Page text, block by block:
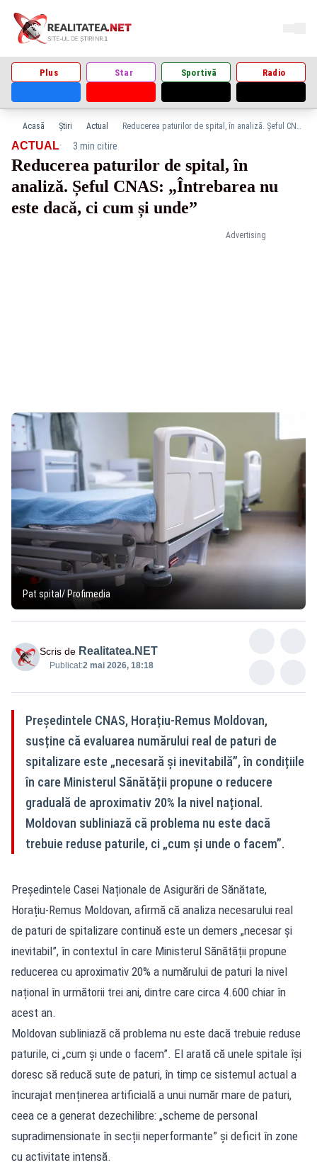
Plus Star Sportivă Radio
Acasă Știri Actual Reducerea paturilor de spital, în analiză. Șeful CNAS: „Întrebarea nu este dacă, ci cum și unde”
Advertising
ACTUAL· 3 min citire
Reducerea paturilor de spital, în
analiză. Șeful CNAS: „Întrebarea nu
este dacă, ci cum și unde”
Pat spital/ Profimedia
Scris de Realitatea.NET
Publicat:2 mai 2026, 18:18
Președintele CNAS, Horațiu-Remus Moldovan,
susține că evaluarea numărului real de paturi de
spitalizare este „necesară și inevitabilă”, în condițiile
în care Ministerul Sănătății propune o reducere
graduală de aproximativ 20% la nivel național.
Moldovan subliniază că problema nu este dacă
trebuie reduse paturile, ci „cum și unde o facem”.
Președintele Casei Naționale de Asigurări de Sănătate,
Horațiu-Remus Moldovan, afirmă că analiza necesarului real
de paturi de spitalizare continuă este un demers „necesar și
inevitabil”, în contextul în care Ministerul Sănătății propune
reducerea cu aproximativ 20% a numărului de paturi la nivel
național în următorii trei ani, dintre care circa 4.600 chiar în
acest an.
Moldovan subliniază că problema nu este dacă trebuie reduse
paturile, ci „cum și unde o facem”. El arată că unele spitale își
doresc să reducă sute de paturi, în timp ce sistemul actual a
încurajat menținerea artificială a unui număr mare de paturi,
ceea ce a generat dezechilibre: „scheme de personal
supradimensionate în secții neperformante” și deficit în zone
cu activitate intensă.